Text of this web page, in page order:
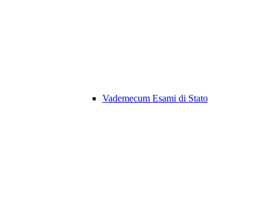
Vademecum Esami di Stato